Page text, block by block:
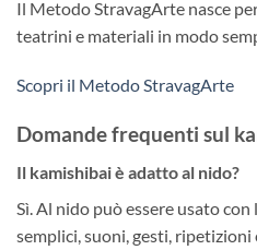
Il Metodo StravagArte nasce
teatrini e materiali in modo
Scopri il Metodo StravagArte
Domande frequenti sul
Il kamishibai è adatto al nido?
Sì. Al nido può essere usato
semplici, suoni, gesti, ripetizioni